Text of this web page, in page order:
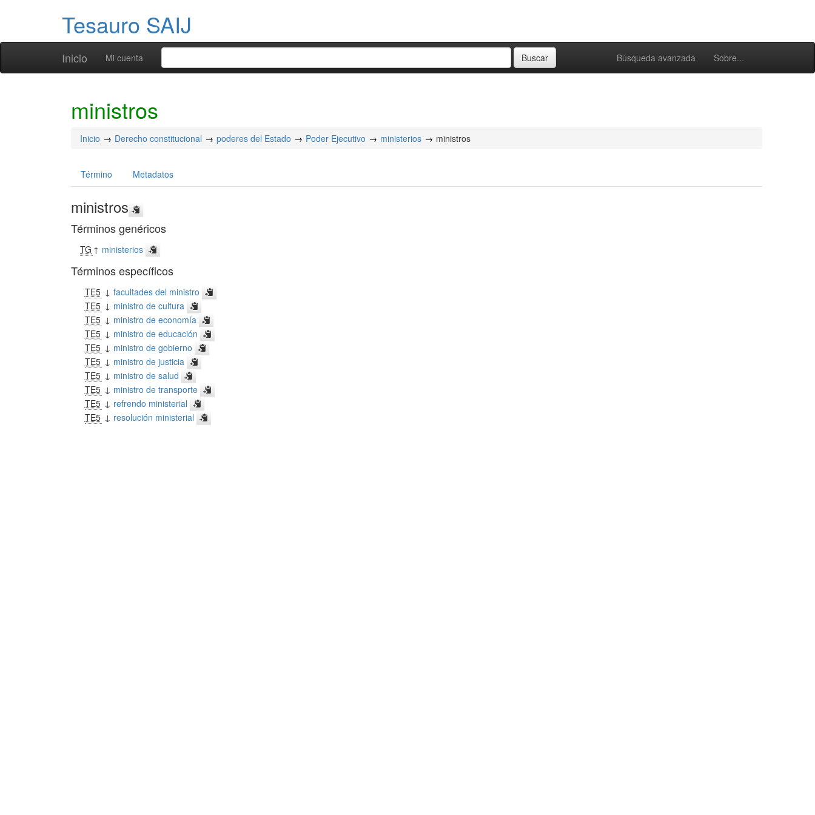
Tesauro SAIJ
Inicio Búsqueda avanzada Sobre...
Mi cuenta
ministros
Inicio Derecho constitucional poderes del Estado Poder Ejecutivo ministerios ministros
Término Metadatos
ministros
Términos genéricos
TG ↑ ministerios
Términos específicos
TE5 ↓ facultades del ministro
TE5 ↓ ministro de cultura
TE5 ↓ ministro de economía
TE5 ↓ ministro de educación
TE5 ↓ ministro de gobierno
TE5 ↓ ministro de justicia
TE5 ↓ ministro de salud
TE5 ↓ ministro de transporte
TE5 ↓ refrendo ministerial
TE5 ↓ resolución ministerial